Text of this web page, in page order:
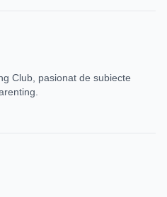
Club, pasionat de subiecte